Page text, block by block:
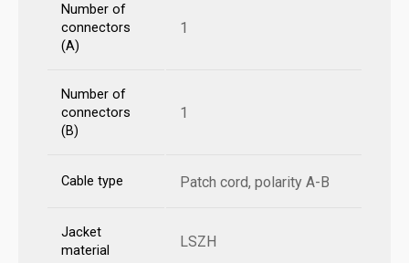
Number of
connectors
(A)
1
Number of
connectors
(B)
1
Cable type Patch cord, polarity A-B
Jacket
material
LSZH